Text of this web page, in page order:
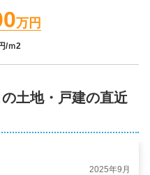
万円
/ｍ2
土地・戸建の直近
2025年9月